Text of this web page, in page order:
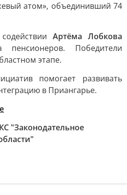
атом», объединивший 74
Артёма Лобкова
пенсионеров. Победители
этапе.
помогает развивать
в Приангарье.
"Законодательное